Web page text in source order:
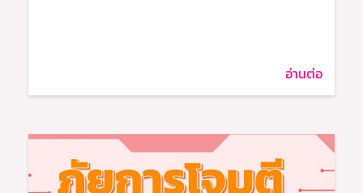
อ่านต่อ